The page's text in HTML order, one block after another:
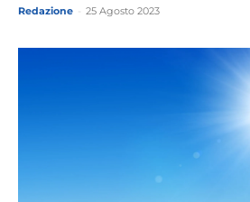
Redazione 25 Agosto 2023